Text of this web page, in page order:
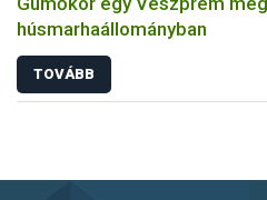
húsmarhaállományban
TOVÁBB